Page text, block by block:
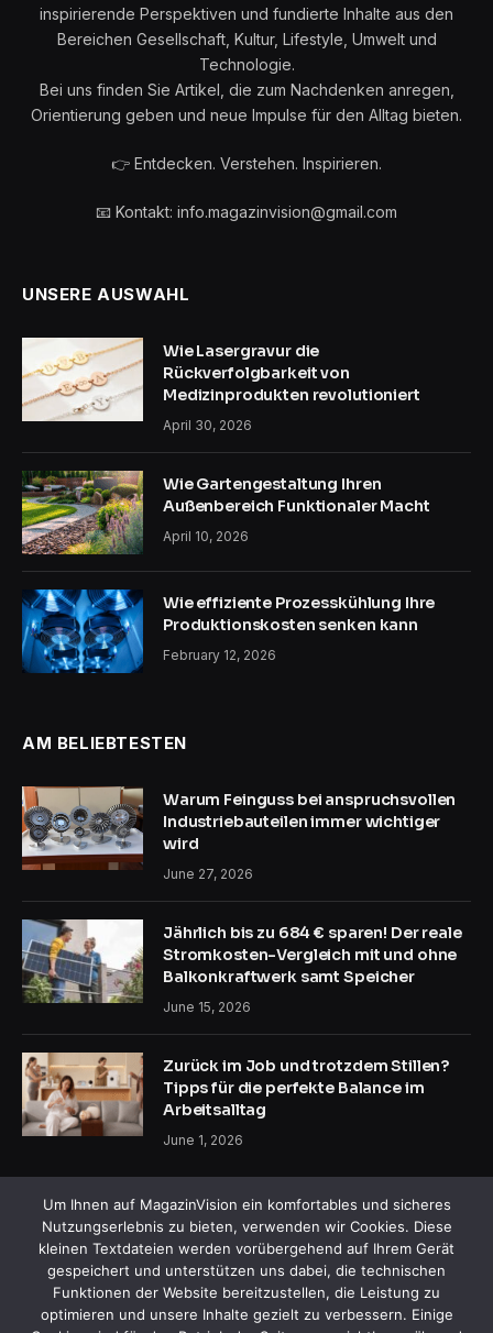
inspirierende Perspektiven und fundierte Inhalte aus den
Bereichen Gesellschaft, Kultur, Lifestyle, Umwelt und
Technologie.
Bei uns finden Sie Artikel, die zum Nachdenken anregen,
Orientierung geben und neue Impulse für den Alltag bieten.
👉 Entdecken. Verstehen. Inspirieren.
📧 Kontakt: info.magazinvision@gmail.com
UNSERE AUSWAHL
Wie Lasergravur die
Rückverfolgbarkeit von
Medizinprodukten revolutioniert
April 30, 2026
Wie Gartengestaltung Ihren
Außenbereich Funktionaler Macht
April 10, 2026
Wie effiziente Prozesskühlung Ihre
Produktionskosten senken kann
February 12, 2026
AM BELIEBTESTEN
Warum Feinguss bei anspruchsvollen
Industriebauteilen immer wichtiger
wird
June 27, 2026
Jährlich bis zu 684 € sparen! Der reale
Stromkosten-Vergleich mit und ohne
Balkonkraftwerk samt Speicher
June 15, 2026
Zurück im Job und trotzdem Stillen?
Tipps für die perfekte Balance im
Arbeitsalltag
June 1, 2026
Facebook
X
(Twitter)
InstagramPinterest
Um Ihnen auf MagazinVision ein komfortables und sicheres
Nutzungserlebnis zu bieten, verwenden wir Cookies. Diese
kleinen Textdateien werden vorübergehend auf Ihrem Gerät
gespeichert und unterstützen uns dabei, die technischen
Funktionen der Website bereitzustellen, die Leistung zu
optimieren und unsere Inhalte gezielt zu verbessern. Einige